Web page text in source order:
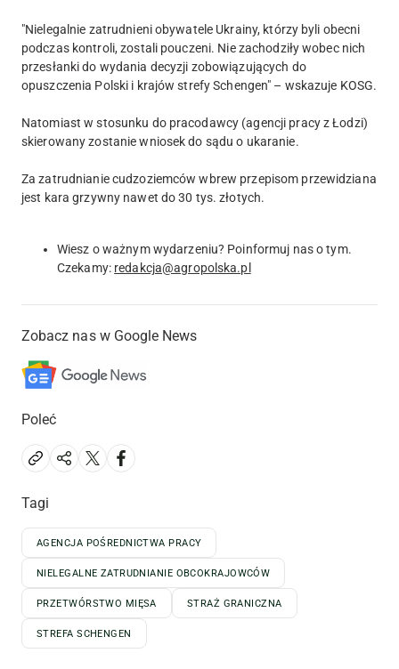
"Nielegalnie zatrudnieni obywatele Ukrainy, którzy byli obecni
podczas kontroli, zostali pouczeni. Nie zachodziły wobec nich
przesłanki do wydania decyzji zobowiązujących do
opuszczenia Polski i krajów strefy Schengen" – wskazuje KOSG.
Natomiast w stosunku do pracodawcy (agencji pracy z Łodzi)
skierowany zostanie wniosek do sądu o ukaranie.
Za zatrudnianie cudzoziemców wbrew przepisom przewidziana
jest kara grzywny nawet do 30 tys. złotych.
Wiesz o ważnym wydarzeniu? Poinformuj nas o tym.
Czekamy: redakcja@agropolska.pl
Zobacz nas w Google News
Poleć
Tagi
AGENCJA POŚREDNICTWA PRACY
NIELEGALNE ZATRUDNIANIE OBCOKRAJOWCÓW
PRZETWÓRSTWO MIĘSA STRAŻ GRANICZNA
STREFA SCHENGEN